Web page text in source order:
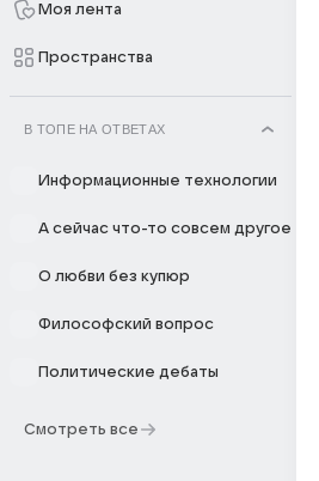
Моя лента
Пространства
В ТОПЕ НА ОТВЕТАХ
Информационные технологии
А сейчас что-то совсем другое
О любви без купюр
Философский вопрос
Политические дебаты
Смотреть все